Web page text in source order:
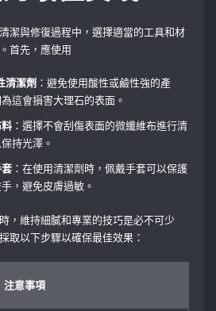
潔與修復過程中，選擇適當的工具和材
首先，應使用
清潔劑 ：避免使用酸性或鹼性強的產
這會損害大理石的表面。
：選擇不會刮傷表面的微纖維布進行清
持光澤。
：在使用清潔劑時，佩戴手套可以保護
，避免皮膚過敏。
，維持細膩和專業的技巧是必不可少
取以下步驟以確保最佳效果：
注意事項